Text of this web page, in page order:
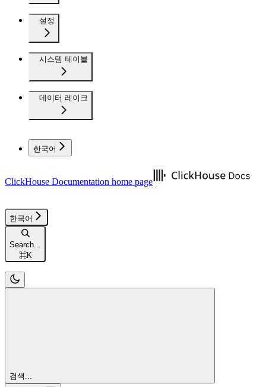
설정
시스템 테이블
데이터 레이크
한국어
ClickHouse Documentation home page
한국어
Search...
⌘K
검색...